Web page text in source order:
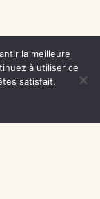
la meilleure
à utiliser ce
satisfait.